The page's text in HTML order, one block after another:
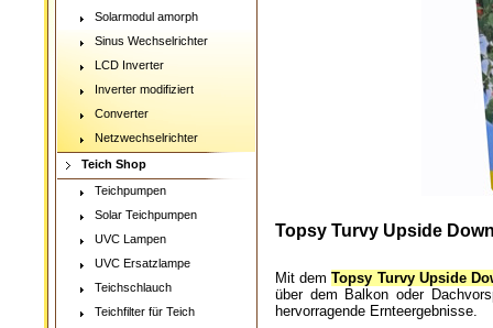
Solarmodul amorph
Sinus Wechselrichter
LCD Inverter
Inverter modifiziert
Converter
Netzwechselrichter
Teich Shop
Teichpumpen
Solar Teichpumpen
UVC Lampen
UVC Ersatzlampe
Teichschlauch
Teichfilter für Teich
Topsy Turvy Upside
Mit demTopsy Turvy Upside
über dem Balkon oder
hervorragende Ernteergebnisse.